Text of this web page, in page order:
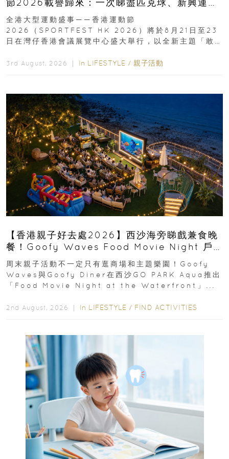
節2026載譽歸來：一次睇盡匹克球、新興運
動、街舞比賽＋逾百運動品牌展覽
全港大型運動盛事——香港運動節
2026（SPORTFEST HK 2026）將於8月21日至23
日在灣仔香港會議展覽中心盛大舉行，以全新主題「敢
3rd August, 2026 ｜ In LIFESTYLE / 親子活動
【香港親子好去處2026】西沙海旁睇戲兼食晚
餐！Goofy Waves Food Movie Night 戶
外影院逢週末登場
周末親子活動不一定只有逛商場和主題樂園！Goofy
Waves與Goofy Diner在西沙GO PARK Aqua推出
「Food Movie Night at the Waterfront」...
2nd August, 2026 ｜ In LIFESTYLE / FIND ACTIVITIES